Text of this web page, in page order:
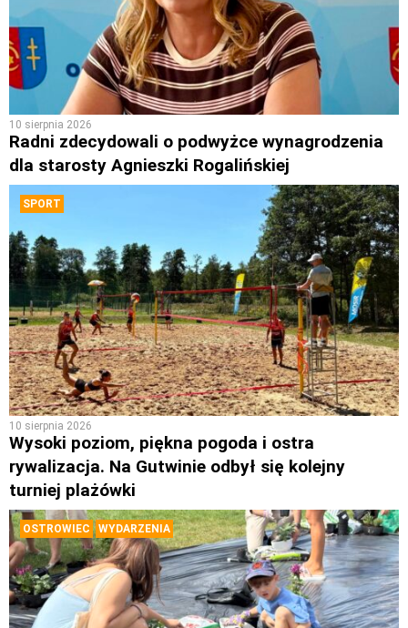
10 sierpnia 2026
Radni zdecydowali o podwyżce wynagrodzenia
dla starosty Agnieszki Rogalińskiej
SPORT
10 sierpnia 2026
Wysoki poziom, piękna pogoda i ostra
rywalizacja. Na Gutwinie odbył się kolejny
turniej plażówki
OSTROWIEC WYDARZENIA